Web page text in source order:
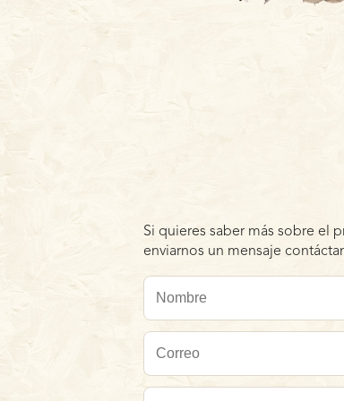
Si quieres saber más sobre el
enviarnos un mensaje